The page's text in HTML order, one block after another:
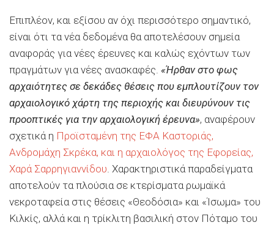
Επιπλέον, και εξίσου αν όχι περισσότερο σημαντικό,
είναι ότι τα νέα δεδομένα θα αποτελέσουν σημεία
αναφοράς για νέες έρευνες και καλώς εχόντων των
πραγμάτων για νέες ανασκαφές. «Ήρθαν στο φως
αρχαιότητες σε δεκάδες θέσεις που εμπλουτίζουν τον
αρχαιολογικό χάρτη της περιοχής και διευρύνουν τις
προοπτικές για την αρχαιολογική έρευνα», αναφέρουν
σχετικά η Προϊσταμένη της ΕΦΑ Καστοριάς,
Ανδρομάχη Σκρέκα, και η αρχαιολόγος της Εφορείας,
Χαρά Σαρρηγιαννίδου . Χαρακτηριστικά παραδείγματα
αποτελούν τα πλούσια σε κτερίσματα ρωμαϊκά
νεκροταφεία στις θέσεις «Θεοδόσια» και «Ίσωμα» του
Κιλκίς, αλλά και η τρίκλιτη βασιλική στον Πόταμο του